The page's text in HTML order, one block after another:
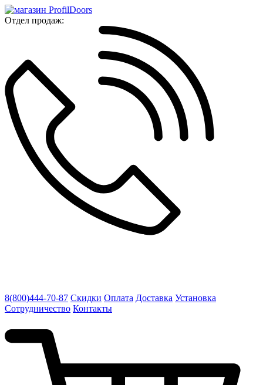
Отдел продаж:
8(800)444-70-87 Скидки Оплата Доставка Установка
Сотрудничество Контакты